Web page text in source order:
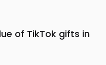
of TikTok gifts in